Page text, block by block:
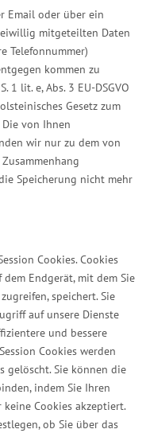
Email oder über ein
mitgeteilten Daten
Telefonnummer)
kommen zu
1 lit. e, Abs. 3 EU-DSGVO
Gesetz zum
Die von Ihnen
wir nur zu dem von
Speicherung nicht mehr
Cookies. Cookies
Endgerät, mit dem Sie
speichert. Sie
auf unsere Dienste
und bessere
Cookies werden
gelöscht. Sie können die
indem Sie Ihren
Cookies akzeptiert.
ob Sie über das